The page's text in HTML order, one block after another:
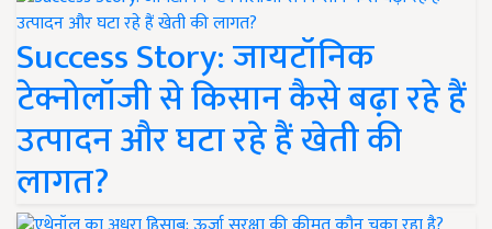
Success Story: जायटॉनिक
टेक्नोलॉजी से किसान कैसे बढ़ा रहे हैं
उत्पादन और घटा रहे हैं खेती की
लागत?